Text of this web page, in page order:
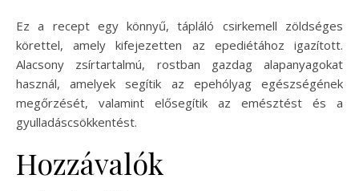
Ez a recept egy könnyű, tápláló csirkemell zöldséges
körettel, amely kifejezetten az epediétához igazított.
Alacsony zsírtartalmú, rostban gazdag alapanyagokat
használ, amelyek segítik az epehólyag egészségének
megőrzését, valamint elősegítik az emésztést és a
gyulladáscsökkentést.
Hozzávalók